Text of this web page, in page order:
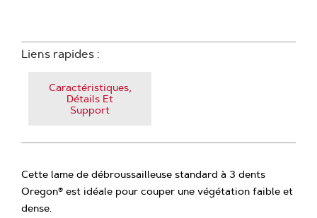
Liens rapides :
Caractéristiques,
Détails Et
Support
Cette lame de débroussailleuse standard à 3 dents
Oregon® est idéale pour couper une végétation faible et
dense.